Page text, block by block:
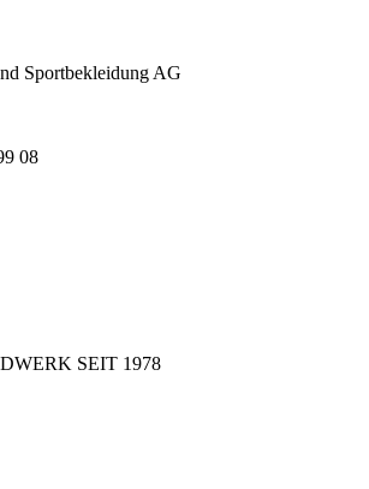
Sportbekleidung AG
08
SEIT 1978